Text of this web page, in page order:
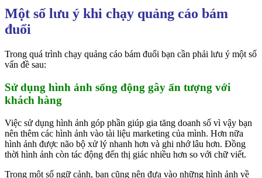
Một số lưu ý khi chạy quảng cáo bám
đuổi
Trong quá trình chạy quảng cáo bám đuổi bạn cần phải lưu ý một số
vấn đề sau:
Sử dụng hình ảnh sống động gây ấn tượng với
khách hàng
Việc sử dụng hình ảnh góp phần giúp gia tăng doanh số vì vậy bạn
nên thêm các hình ảnh vào tài liệu marketing của mình. Hơn nữa
hình ảnh được não bộ xử lý nhanh hơn và ghi nhớ lâu hơn. Đồng
thời hình ảnh còn tác động đến thị giác nhiều hơn so với chữ viết.
Trong một số ngữ cảnh, bạn cũng nên đưa vào những hình ảnh về